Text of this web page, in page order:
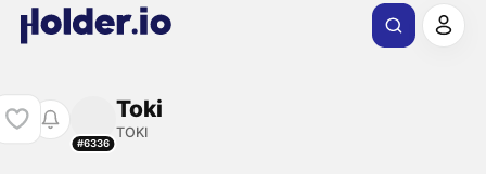
#6336
Toki
TOKI